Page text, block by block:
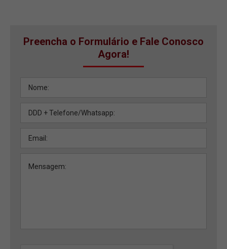
Preencha o Formulário e Fale Conosco
Agora!